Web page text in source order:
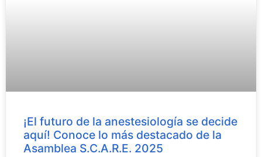
¡El futuro de la anestesiología se decide
aquí! Conoce lo más destacado de la
Asamblea S.C.A.R.E. 2025